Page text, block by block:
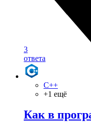
3
ответа
C++
+1 ещё
Как в